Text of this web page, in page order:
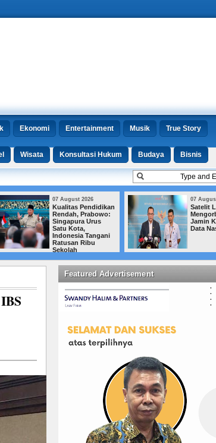
Ekonomi Entertainment Musik True Story
Wisata Konsultasi Hukum Budaya Bisnis
07 August 2026
Kualitas Pendidikan
Rendah, Prabowo:
Singapura Urus
Satu Kota,
Indonesia Tangani
Ratusan Ribu
Sekolah
07 August 2026
Satelit Lampung-1
Mengorbit, BRIN
Jamin Keamanan
Data Nasional
Featured Advertisement